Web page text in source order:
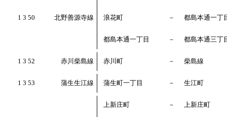
1 3 50 北野善源寺線 浪花町 － 都島本通一丁
都島本通一丁目 － 都島本通三丁
1 3 52 赤川柴島線 赤川町 － 柴島線
1 3 53 蒲生生江線 蒲生町一丁目 － 生江町
上新庄町 － 上新庄町